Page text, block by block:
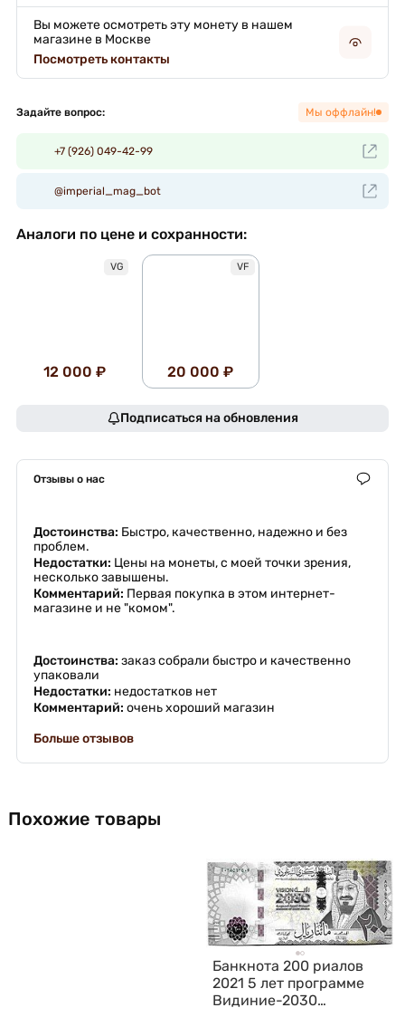
Вы можете осмотреть эту монету в нашем
магазине в Москве
Посмотреть контакты
Задайте вопрос: Мы оффлайн!
+7 (926) 049-42-99
@imperial_mag_bot
Аналоги по цене и сохранности:
VG
12 000 ₽
VF
20 000 ₽
Подписаться на обновления
Отзывы о нас
Достоинства: Быстро, качественно, надежно и без
проблем.
Недостатки: Цены на монеты, с моей точки зрения,
несколько завышены.
Комментарий: Первая покупка в этом интернет-
магазине и не "комом".
Достоинства: заказ собрали быстро и качественно
упаковали
Недостатки: недостатков нет
Комментарий: очень хороший магазин
Больше отзывов
Похожие товары
Банкнота 200 риалов
2021 5 лет программе
Видиние-2030